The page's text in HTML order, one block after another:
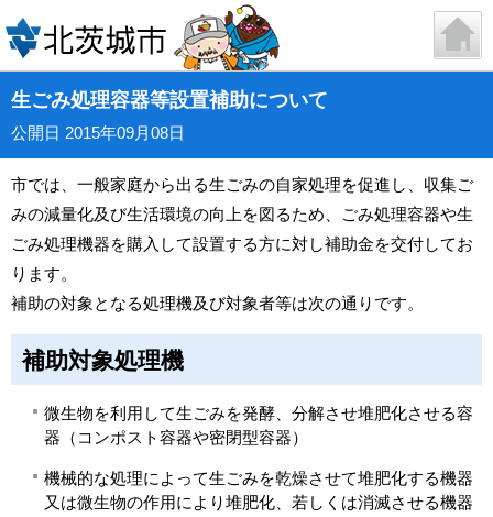
生ごみ処理容器等設置補助について
公開日 2015年09月08日
市では、一般家庭から出る生ごみの自家処理を促進し、収集ご
みの減量化及び生活環境の向上を図るため、ごみ処理容器や生
ごみ処理機器を購入して設置する方に対し補助金を交付してお
ります。
補助の対象となる処理機及び対象者等は次の通りです。
補助対象処理機
微生物を利用して生ごみを発酵、分解させ堆肥化させる容
器（コンポスト容器や密閉型容器）
機械的な処理によって生ごみを乾燥させて堆肥化する機器
又は微生物の作用により堆肥化、若しくは消滅させる機器